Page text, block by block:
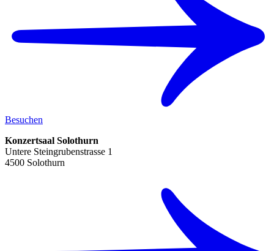
Besuchen
Konzertsaal Solothurn
Untere Steingrubenstrasse 1
4500 Solothurn